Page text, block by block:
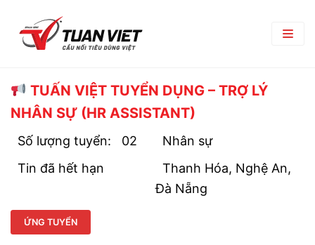
TRANG CHỦ
GIỚI THIỆU
Giới Thiệu Chung
Chi Nhánh
Đối Tác Nhà Cung Cấp
TRUNG TÂM THƯƠNG MẠI
Bản Tin Nội Bộ
Góc nghề nghiệp
TUYỂN DỤNG
TUẤN VIỆT TUYỂN DỤNG – TRỢ LÝ
NHÂN SỰ (HR ASSISTANT)
Số lượng tuyển: 02
Nhân sự
Tin đã hết hạn
Thanh Hóa, Nghệ An,
Đà Nẵng
ỨNG TUYỂN